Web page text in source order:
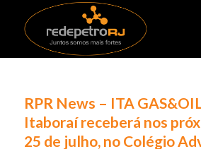
RPR News – ITA
Itaboraí receberá nos
25 de julho, no Colégio